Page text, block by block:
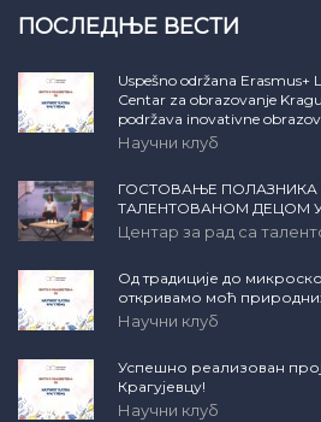
ПОСЛЕДЊЕ ВЕСТИ
Uspešno održana Erasmus+
Centar za obrazovanje
podržava inovativne
Научни клуб
ГОСТОВАЊЕ ПОЛАЗНИКА
ТАЛЕНТОВАНОМ ДЕЦОМ
Центар за рад са
Од традиције до
откривамо моћ
Научни клуб
Успешно реализован
Крагујевцу!
Научни клуб